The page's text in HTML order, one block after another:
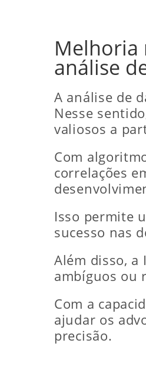
Melhoria
análise
A análise de
Nesse
valiosos a
Com
correlações
Isso permite
sucesso nas
Além disso,
ambíguos ou
Com a
ajudar os
precisão.